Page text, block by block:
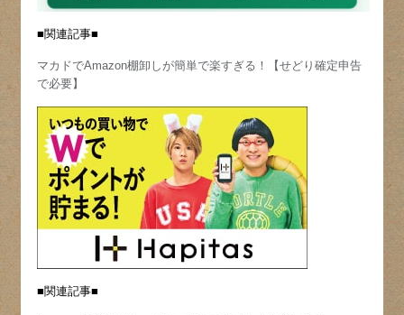
■関連記事■
マカドでAmazon棚卸しが簡単で楽すぎる！【せどり確定申告
で必要】
■関連記事■